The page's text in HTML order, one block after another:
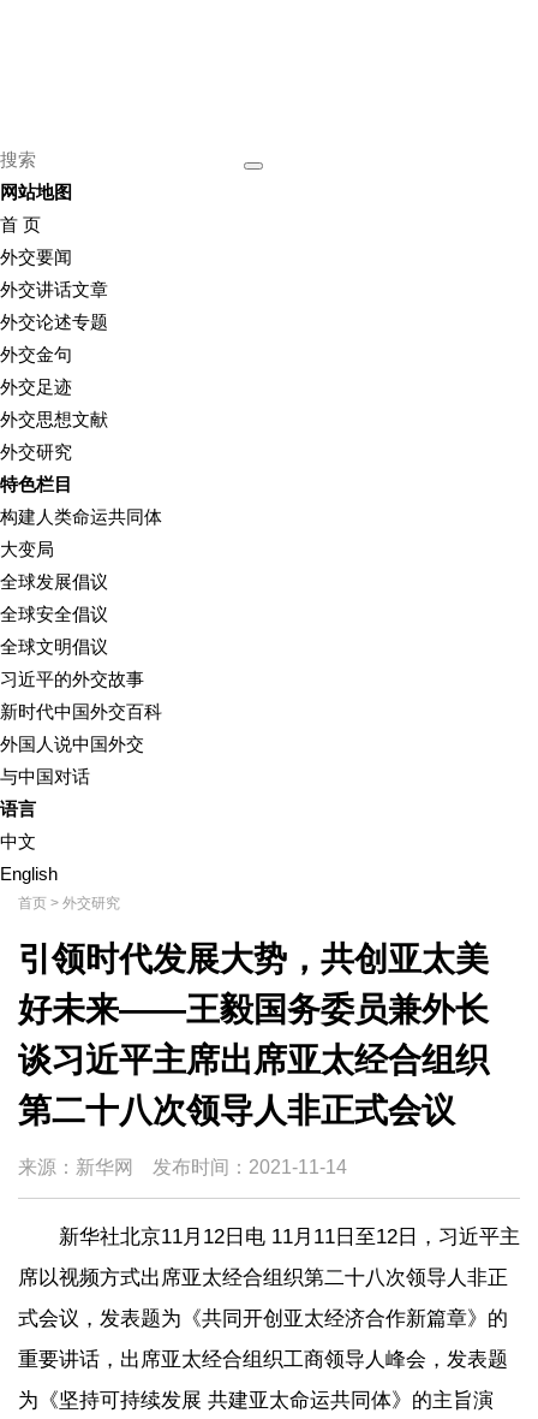
网站地图
首 页
外交要闻
外交讲话文章
外交论述专题
外交金句
外交足迹
外交思想文献
外交研究
特色栏目
构建人类命运共同体
大变局
全球发展倡议
全球安全倡议
全球文明倡议
习近平的外交故事
新时代中国外交百科
外国人说中国外交
与中国对话
语言
中文
English
首页 > 外交研究
引领时代发展大势，共创亚太美
好未来——王毅国务委员兼外长
谈习近平主席出席亚太经合组织
第二十八次领导人非正式会议
来源：新华网 发布时间： 2021-11-14
新华社北京11月12日电 11月11日至12日，习近平主
席以视频方式出席亚太经合组织第二十八次领导人非正
式会议，发表题为《共同开创亚太经济合作新篇章》的
重要讲话，出席亚太经合组织工商领导人峰会，发表题
为《坚持可持续发展 共建亚太命运共同体》的主旨演